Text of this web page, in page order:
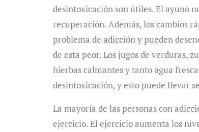
desintoxicación son útiles. El ayuno
recuperación. Además, los cambios
problema de adicción y pueden
de esta peor. Los jugos de verduras,
hierbas calmantes y tanto agua
desintoxicación, y esto puede llevar
La mayoría de las personas con
ejercicio. El ejercicio aumenta los